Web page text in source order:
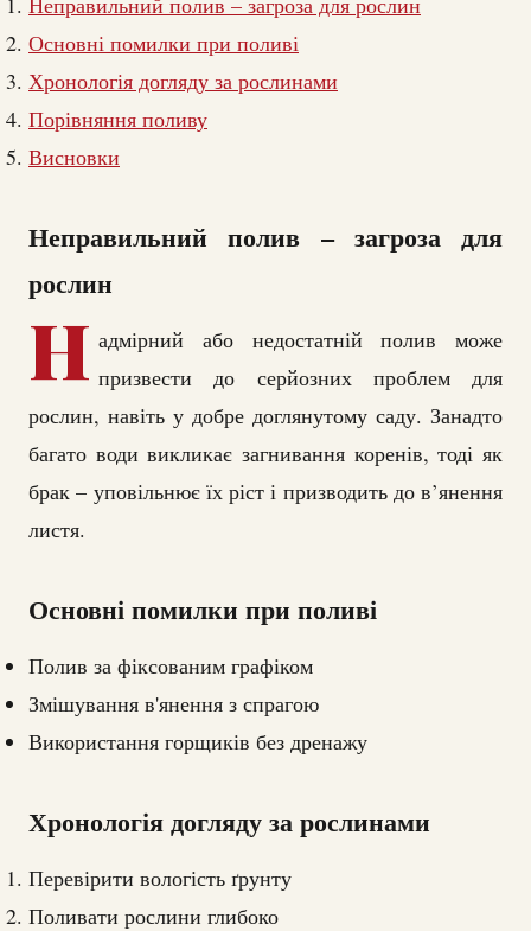
Основні помилки при поливі
Хронологія догляду за рослинами
Порівняння поливу
Висновки
Неправильний полив – загроза для
рослин
Н адмірний або недостатній полив може
призвести до серйозних проблем для
рослин, навіть у добре доглянутому саду. Занадто
багато води викликає загнивання коренів, тоді як
брак – уповільнює їх ріст і призводить до в’янення
листя.
Основні помилки при поливі
Полив за фіксованим графіком
Змішування в'янення з спрагою
Використання горщиків без дренажу
Хронологія догляду за рослинами
Перевірити вологість ґрунту
Поливати рослини глибоко